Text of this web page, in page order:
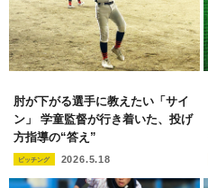
肘が下がる選手に教えたい「サイ
ン」 学童監督が行き着いた、投げ
方指導の“答え”
ピッチング 2026.5.18